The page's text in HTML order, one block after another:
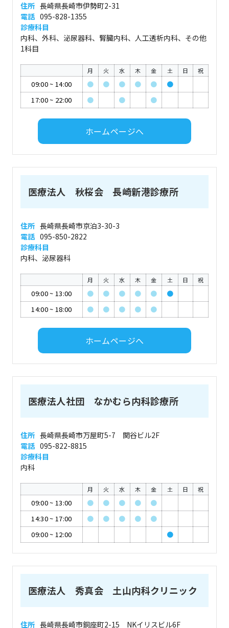
住所 長崎県長崎市伊勢町2-31
電話 095-828-1355
診療科目
内科、外科、泌尿器科、腎臓内科、人工透析内科、その他
1科目
月 火 水 木 金 土 日 祝
09:00~ 14:00 ● ● ● ● ●
●
17:00~ 22:00 ● ● ●
ホームページへ
医療法人 秋桜会 長崎新港診療所
住所 長崎県長崎市京泊3-30-3
電話 095-850-2822
診療科目
内科、泌尿器科
月 火 水 木 金 土 日 祝
09:00~ 13:00 ● ● ● ● ●
●
14:00~ 18:00 ● ● ● ● ●
ホームページへ
医療法人社団 なかむら内科診療所
住所 長崎県長崎市万屋町5-7 関谷ビル2F
電話 095-822-8815
診療科目
内科
月 火 水 木 金 土 日 祝
09:00~ 13:00 ● ● ● ●
●
14:30~ 17:00 ● ● ● ●
●
09:00~ 12:00 ●
医療法人 秀真会 土山内科クリニック
住所 長崎県長崎市銅座町2-15 NKイリスビル6F